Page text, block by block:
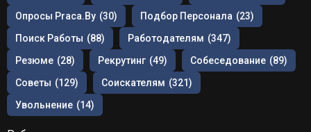
Опросы Praca.by (30) Подбор Персонала (23)
Поиск Работы (88) Работодателям (347)
Резюме (28) Рекрутинг (49) Собеседование (89)
Советы (129) Соискателям (321)
Увольнение (14)